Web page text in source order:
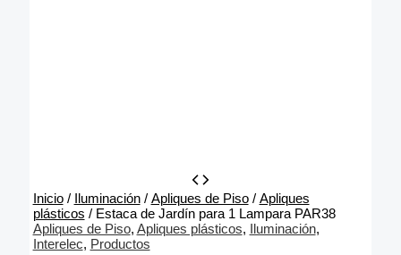
Inicio/ Iluminación/ Apliques de Piso/ Apliques
plásticos / Estaca de Jardín para 1 Lampara PAR38
Apliques de Piso, Apliques plásticos, Iluminación,
Interelec, Productos